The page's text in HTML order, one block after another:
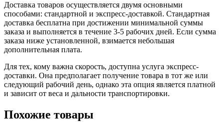
Доставка товаров осуществляется двумя основными
способами: стандартной и экспресс-доставкой. Стандартная
доставка бесплатна при достижении минимальной суммы
заказа и выполняется в течение 3-5 рабочих дней. Если сумма
заказа ниже установленной, взимается небольшая
дополнительная плата.
Для тех, кому важна скорость, доступна услуга экспресс-
доставки. Она предполагает получение товара в тот же или
следующий рабочий день, однако эта опция является платной
и зависит от веса и дальности транспортировки.
Похожие товары